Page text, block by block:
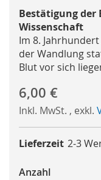
gallery
Bestätigung der
Wissenschaft
Im 8.
der Wandlung
Blut vor sich
6,00 €
Inkl. MwSt. , exkl.
Lieferzeit 2-3
Anzahl